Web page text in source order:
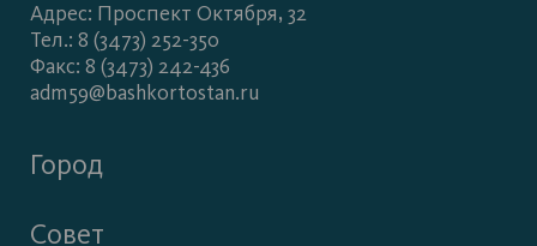
Адрес: Проспект Октября, 32
Тел.: 8 (3473) 252-350
Факс: 8 (3473) 242-436
adm59@bashkortostan.ru
Город
Совет